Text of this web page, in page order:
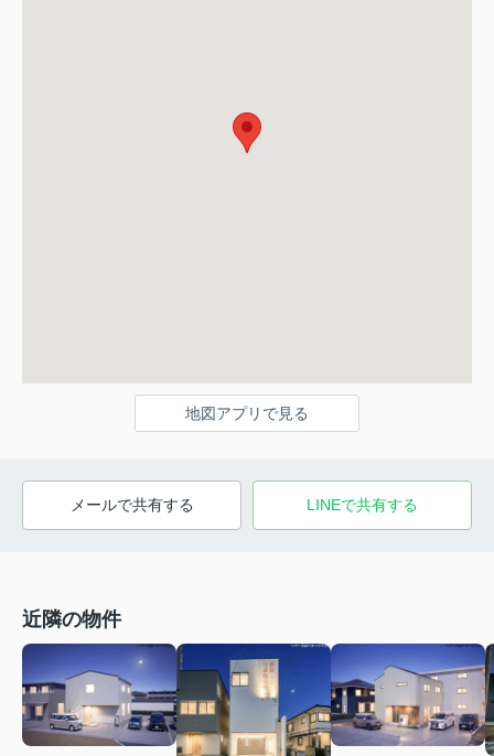
地図アプリで見る
メールで共有する LINEで共有する
近隣の物件